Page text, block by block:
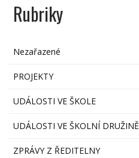
Rubriky
Nezařazené
PROJEKTY
UDÁLOSTI VE ŠKOLE
UDÁLOSTI VE ŠKOLNÍ DRUŽINĚ
ZPRÁVY Z ŘEDITELNY